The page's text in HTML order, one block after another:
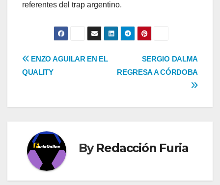
referentes del trap argentino.
Navegación
de
entradas
SERGIO DALMA
REGRESA A CÓRDOBA
ENZO AGUILAR EN EL
QUALITY
ByRedacción Furia